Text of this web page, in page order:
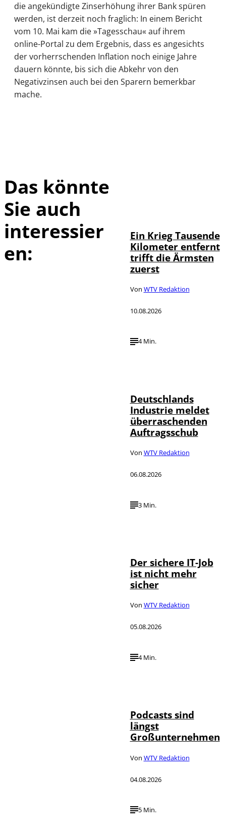
die angekündigte Zinserhöhung ihrer Bank spüren
werden, ist derzeit noch fraglich: In einem Bericht
vom 10. Mai kam die »Tagesschau« auf ihrem
online-Portal zu dem Ergebnis, dass es angesichts
der vorherrschenden Inflation noch einige Jahre
dauern könnte, bis sich die Abkehr von den
Negativzinsen auch bei den Sparern bemerkbar
mache.
Das könnte
Sie auch
interessier
en:
Ein Krieg Tausende
Kilometer entfernt
trifft die Ärmsten
zuerst
Von WTV Redaktion
10.08.2026
4 Min.
Deutschlands
Industrie meldet
überraschenden
Auftragsschub
Von WTV Redaktion
06.08.2026
3 Min.
Der sichere IT-Job
ist nicht mehr
sicher
Von WTV Redaktion
05.08.2026
4 Min.
Podcasts sind
längst
Großunternehmen
Von WTV Redaktion
04.08.2026
5 Min.